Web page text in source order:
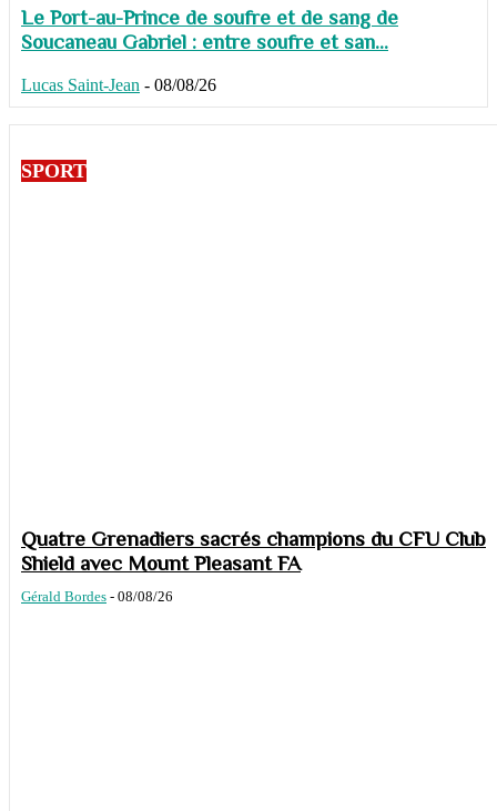
Le Port-au-Prince de soufre et de sang de
Soucaneau Gabriel : entre soufre et san...
Lucas Saint-Jean - 08/08/26
SPORT
Quatre Grenadiers sacrés champions du CFU Club
Shield avec Mount Pleasant FA
Gérald Bordes - 08/08/26